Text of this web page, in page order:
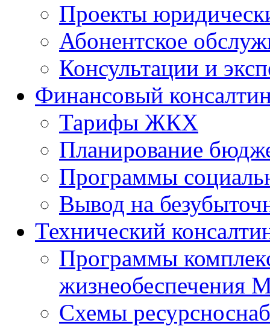
Проекты
Абонентское
Консультации и
Финансовый
Тарифы ЖКХ
Планирование
Программы
Вывод на
Технический
Программы
жизнеобеспечения
Схемы